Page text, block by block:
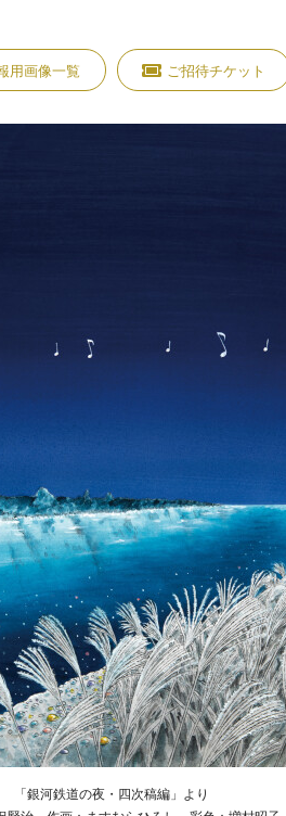
用画像一覧 ご招待チケット
「銀河鉄道の夜・四次稿編」より